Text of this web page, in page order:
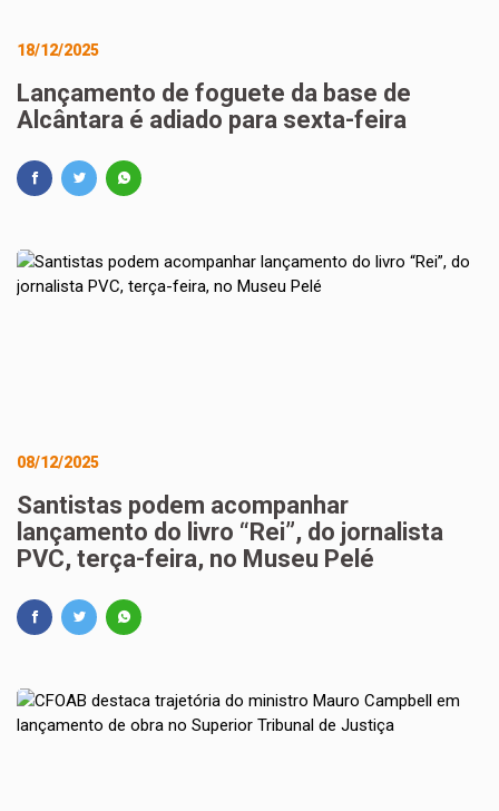
18/12/2025
Lançamento de foguete da base de
Alcântara é adiado para sexta-feira
08/12/2025
Santistas podem acompanhar
lançamento do livro “Rei”, do jornalista
PVC, terça-feira, no Museu Pelé